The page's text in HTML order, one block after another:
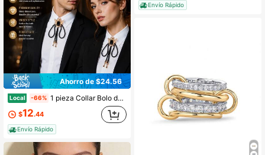
Ahorro de $24.56
Local -66% 1 pieza Collar Bolo de Vidrio con Águila para Hombres y Mujeres, Broche de Corbata Vaquero Occidental con Strass, Joyería de Moda Unisex para Boda Formal, Negocios y Fiesta, Ajustable
$12.44
Envío Rápido
Envío Rápido